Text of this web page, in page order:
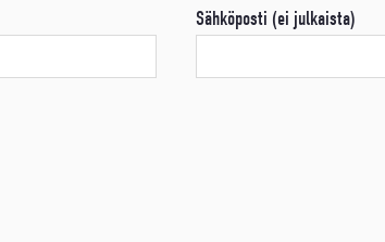
Sähköposti (ei julkaista)